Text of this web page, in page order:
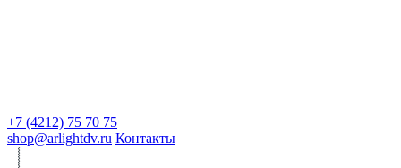
+7 (4212) 75 70 75
shop@arlightdv.ru Контакты